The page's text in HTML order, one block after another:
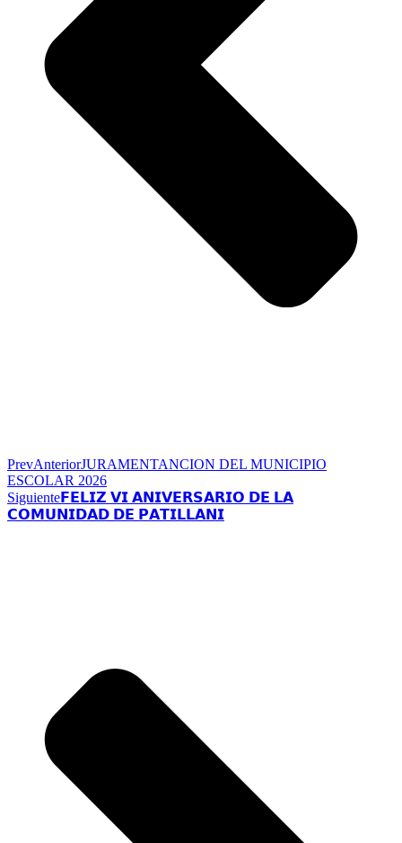
PrevAnteriorJURAMENTANCION DEL MUNICIPIO
ESCOLAR 2026
Siguiente 𝗙𝗘𝗟𝗜𝗭 𝗩𝗜 𝗔𝗡𝗜𝗩𝗘𝗥𝗦𝗔𝗥𝗜𝗢 𝗗𝗘 𝗟𝗔
𝗖𝗢𝗠𝗨𝗡𝗜𝗗𝗔𝗗 𝗗𝗘 𝗣𝗔𝗧𝗜𝗟𝗟𝗔𝗡𝗜